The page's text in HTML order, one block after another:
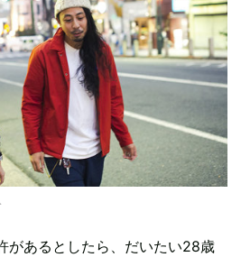
があるとしたら、だいたい28歳